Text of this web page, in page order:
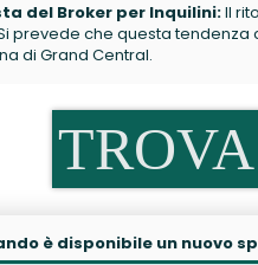
del Broker per Inquilini:Il
prevede che questa
di Grand Central.
è disponibile un nuovo